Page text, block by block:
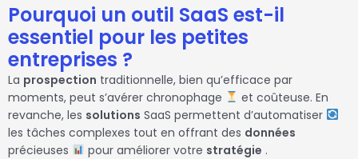
Pourquoi un outil SaaS est-il
essentiel pour les petites
entreprises ?
La prospection traditionnelle, bien qu’efficace par
moments, peut s’avérer chronophage
et coûteuse. En
revanche, les solutions SaaS permettent d’automatiser
les tâches complexes tout en offrant des données
précieuses
pour améliorer votre stratégie .